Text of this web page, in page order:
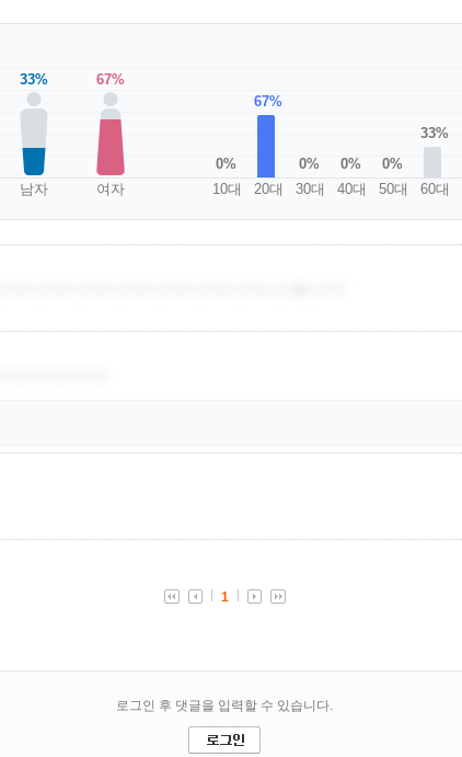
33%
남자
67%
여자
0%
10대
67%
20대
0%
30대
0%
40대
0%
50대
33%
60대